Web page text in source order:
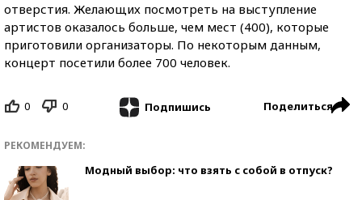
отверстия. Желающих посмотреть на выступление
артистов оказалось больше, чем мест (400), которые
приготовили организаторы. По некоторым данным,
концерт посетили более 700 человек.
0 0 Подпишись Поделиться
РЕКОМЕНДУЕМ:
Модный выбор: что взять с собой в отпуск?